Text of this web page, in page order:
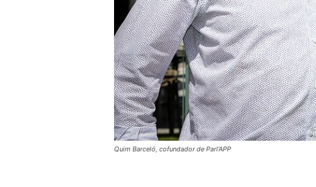
Quim Barceló, cofundador de Parl'APP